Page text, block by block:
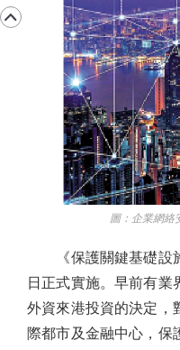
圖：企業網絡安
《保護關鍵基礎設施
日正式實施。早前有業
外資來港投資的決定，
際都市及金融中心，保